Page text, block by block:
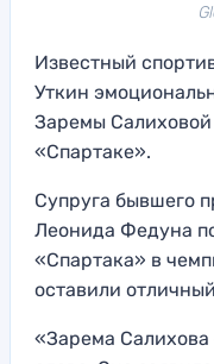
Известный
Уткин
Заремы Салиховой
«Спартаке».
Супруга бывшего
Леонида Федуна
«Спартака» в
оставили
«Зарема Салихова